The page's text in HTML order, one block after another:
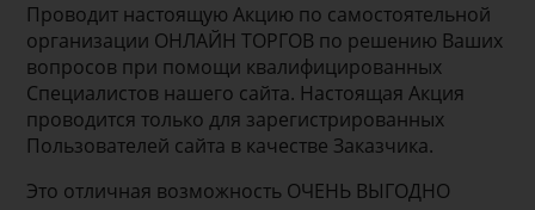
Проводит настоящую Акцию по самостоятельной
организации ОНЛАЙН ТОРГОВ по решению Ваших
вопросов при помощи квалифицированных
Специалистов нашего сайта. Настоящая Акция
проводится только для зарегистрированных
Пользователей сайта в качестве Заказчика.
Это отличная возможность ОЧЕНЬ ВЫГОДНО